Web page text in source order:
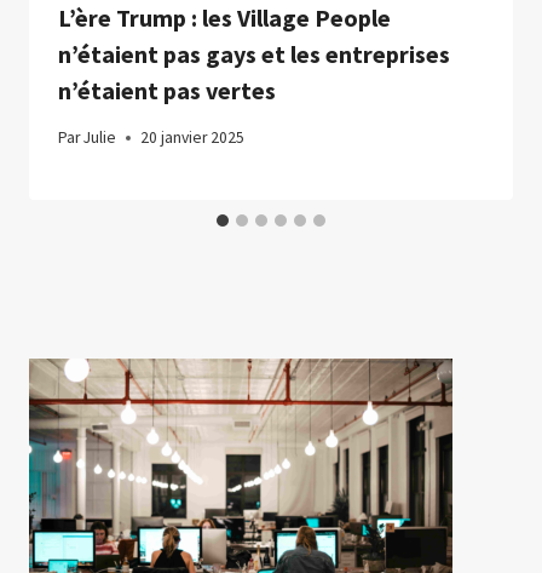
L’ère Trump : les Village People
n’étaient pas gays et les entreprises
n’étaient pas vertes
ParJulie 20 janvier 2025